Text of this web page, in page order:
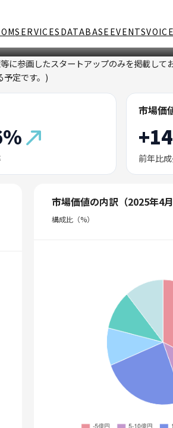
SERVICES DATABASE EVENTSVOICE
参画したスタートアップのみを掲載してお
予定です。)
市場価
前年比
市場価値の内訳（2025年4月
構成比（%）